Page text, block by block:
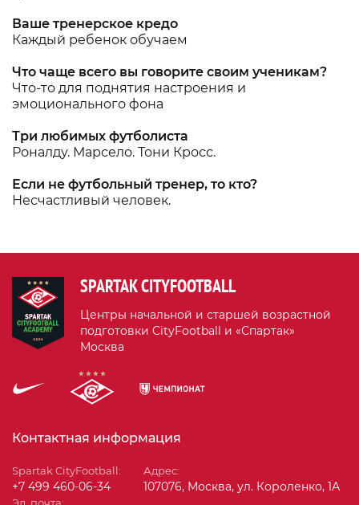
Ваше тренерское кредо
Каждый ребенок обучаем
Что чаще всего вы говорите своим ученикам?
Что-то для поднятия настроения и
эмоционального фона
Три любимых футболиста
Роналду. Марсело. Тони Кросс.
Если не футбольный тренер, то кто?
Несчастливый человек.
SPARTAK CITYFOOTBALL
Центры начальной и старшей возрастной
подготовки CityFootball и «Спартак»
Москва
Контактная информация
Spartak CityFootball:
+7 499 460-06-34
Адрес:
107076, Москва, ул. Короленко, 1А